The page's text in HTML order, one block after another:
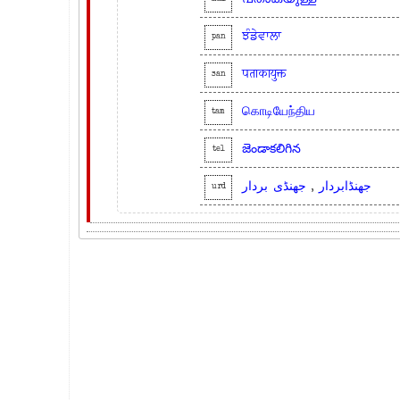
pan ਝੰਡੇਵਾਲਾ
san पताकायुक्त
tam கொடியேந்திய
tel జెండాకలిగిన
urd جھنڈابردار , جھنڈی بردار